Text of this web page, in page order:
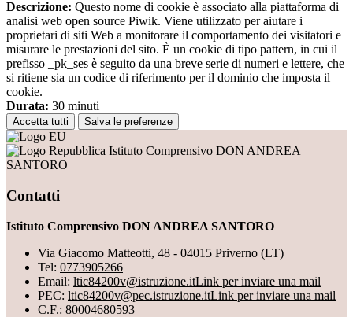
Descrizione: Questo nome di cookie è associato alla piattaforma di
analisi web open source Piwik. Viene utilizzato per aiutare i
proprietari di siti Web a monitorare il comportamento dei visitatori e
misurare le prestazioni del sito. È un cookie di tipo pattern, in cui il
prefisso _pk_ses è seguito da una breve serie di numeri e lettere, che
si ritiene sia un codice di riferimento per il dominio che imposta il
cookie.
Durata: 30 minuti
Accetta tutti Salva le preferenze
Istituto Comprensivo DON ANDREA
SANTORO
Contatti
Istituto Comprensivo DON ANDREA SANTORO
Via Giacomo Matteotti, 48 - 04015 Priverno (LT)
Tel: 0773905266
Email: ltic84200v@istruzione.itLink per inviare una mail
PEC: ltic84200v@pec.istruzione.itLink per inviare una mail
C.F.: 80004680593